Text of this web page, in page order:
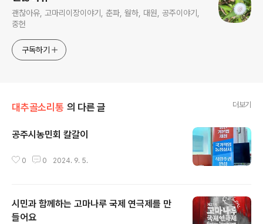
괜찮아유, 고마리이장이야기, 춘파, 월하, 대원, 공주이야기,
중헌
구독하기
대추골소리통 의 다른 글 더보기
공주시농민회 칼갈이
0 0 2024. 9. 5.
시민과 함께하는 고마나루 국제 연극제를 만
들어요